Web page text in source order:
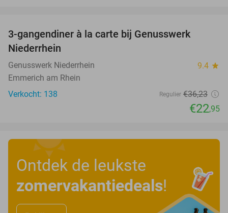
3-gangendiner à la carte bij Genusswerk
Niederrhein
Genusswerk Niederrhein 9.4 star
Emmerich am Rhein
Verkocht: 138
Regulier €36,23
€22,95
Ontdek de leukste
zomervakantiedeals!